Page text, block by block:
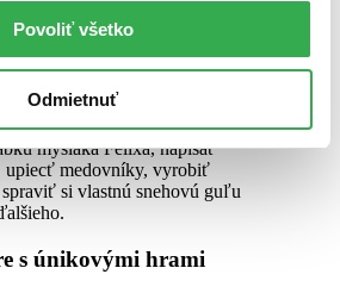
Povoliť všetko
Odmietnuť
na Vianoce včas alebo nie sa už
či aktivity, ktoré si môžu doma
si tak čas adventu. Naučia sa ako
myšiaka Félixa, napísať
upiecť medovníky, vyrobiť
si vlastnú snehovú guľu
s únikovými hrami